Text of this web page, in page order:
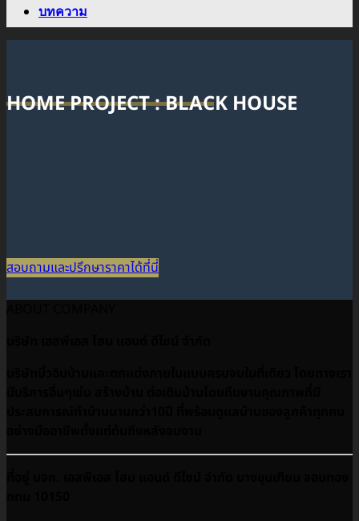
บทความ
HOME PROJECT : BLACK HOUSE
สอบถามและปรึกษาราคาได้ที่นี่